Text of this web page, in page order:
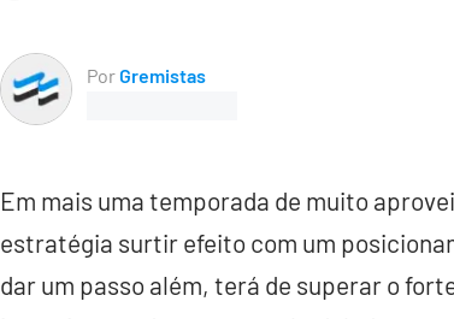
PorGremistas
Em mais uma temporada de muito
estratégia surtir efeito com um
dar um passo além, terá de superar o